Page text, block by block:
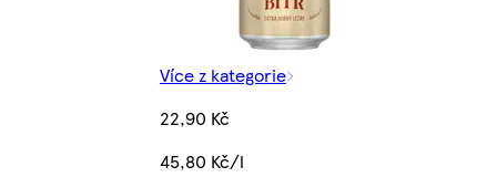
Více z kategorie
22,90 Kč
45,80 Kč/l